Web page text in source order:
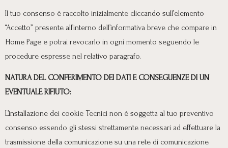
Il tuo consenso è raccolto inizialmente cliccando sull’elemento
“Accetto” presente all’interno dell’informativa breve che compare in
Home Page e potrai revocarlo in ogni momento seguendo le
procedure espresse nel relativo paragrafo.
NATURA DEL CONFERIMENTO DEI DATI E CONSEGUENZE DI UN
EVENTUALE RIFIUTO:
L’installazione dei cookie Tecnici non è soggetta al tuo preventivo
consenso essendo gli stessi strettamente necessari ad effettuare la
trasmissione della comunicazione su una rete di comunicazione